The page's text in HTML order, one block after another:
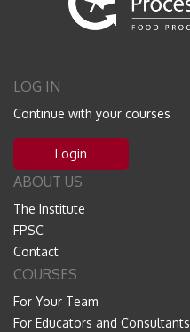
LOG IN
Continue with your courses
Login
ABOUT US
The Institute
FPSC
Contact
COURSES
For Your Team
For Educators and Consultants